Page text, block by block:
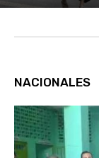
NACIONALES